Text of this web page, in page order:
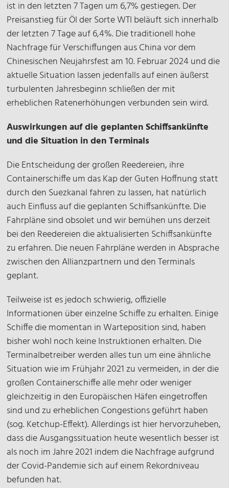
ist in den letzten 7 Tagen um 6,7% gestiegen. Der
Preisanstieg für Öl der Sorte WTI beläuft sich innerhalb
der letzten 7 Tage auf 6,4%. Die traditionell hohe
Nachfrage für Verschiffungen aus China vor dem
Chinesischen Neujahrsfest am 10. Februar 2024 und die
aktuelle Situation lassen jedenfalls auf einen äußerst
turbulenten Jahresbeginn schließen der mit
erheblichen Ratenerhöhungen verbunden sein wird.
Auswirkungen auf die geplanten Schiffsankünfte
und die Situation in den Terminals
Die Entscheidung der großen Reedereien, ihre
Containerschiffe um das Kap der Guten Hoffnung statt
durch den Suezkanal fahren zu lassen, hat natürlich
auch Einfluss auf die geplanten Schiffsankünfte. Die
Fahrpläne sind obsolet und wir bemühen uns derzeit
bei den Reedereien die aktualisierten Schiffsankünfte
zu erfahren. Die neuen Fahrpläne werden in Absprache
zwischen den Allianzpartnern und den Terminals
geplant.
Teilweise ist es jedoch schwierig, offizielle
Informationen über einzelne Schiffe zu erhalten. Einige
Schiffe die momentan in Warteposition sind, haben
bisher wohl noch keine Instruktionen erhalten. Die
Terminalbetreiber werden alles tun um eine ähnliche
Situation wie im Frühjahr 2021 zu vermeiden, in der die
großen Containerschiffe alle mehr oder weniger
gleichzeitig in den Europäischen Häfen eingetroffen
sind und zu erheblichen Congestions geführt haben
(sog. Ketchup-Effekt). Allerdings ist hier hervorzuheben,
dass die Ausgangssituation heute wesentlich besser ist
als noch im Jahre 2021 indem die Nachfrage aufgrund
der Covid-Pandemie sich auf einem Rekordniveau
befunden hat.